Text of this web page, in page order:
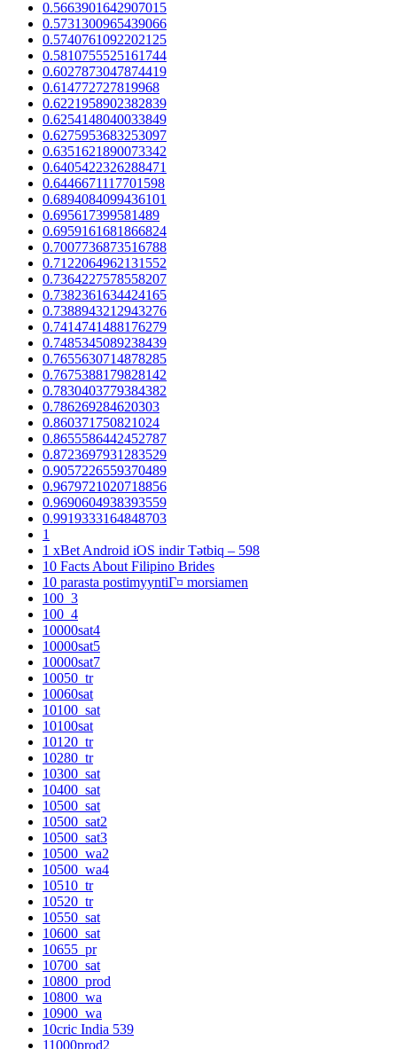
0.5663901642907015
0.5731300965439066
0.5740761092202125
0.5810755525161744
0.6027873047874419
0.614772727819968
0.6221958902382839
0.6254148040033849
0.6275953683253097
0.6351621890073342
0.6405422326288471
0.6446671117701598
0.6894084099436101
0.695617399581489
0.6959161681866824
0.7007736873516788
0.7122064962131552
0.7364227578558207
0.7382361634424165
0.7388943212943276
0.7414741488176279
0.7485345089238439
0.7655630714878285
0.7675388179828142
0.7830403779384382
0.786269284620303
0.860371750821024
0.8655586442452787
0.8723697931283529
0.9057226559370489
0.9679721020718856
0.9690604938393559
0.9919333164848703
1
1 xBet Android iOS indir Tətbiq – 598
10 Facts About Filipino Brides
10 parasta postimyyntiГ¤ morsiamen
100_3
100_4
10000sat4
10000sat5
10000sat7
10050_tr
10060sat
10100_sat
10100sat
10120_tr
10280_tr
10300_sat
10400_sat
10500_sat
10500_sat2
10500_sat3
10500_wa2
10500_wa4
10510_tr
10520_tr
10550_sat
10600_sat
10655_pr
10700_sat
10800_prod
10800_wa
10900_wa
10cric India 539
11000prod2